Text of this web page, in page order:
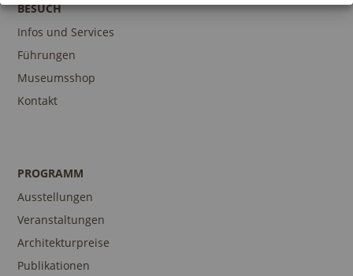
BESUCH
Infos und Services
Führungen
Museumsshop
Kontakt
PROGRAMM
Ausstellungen
Veranstaltungen
Architekturpreise
Publikationen